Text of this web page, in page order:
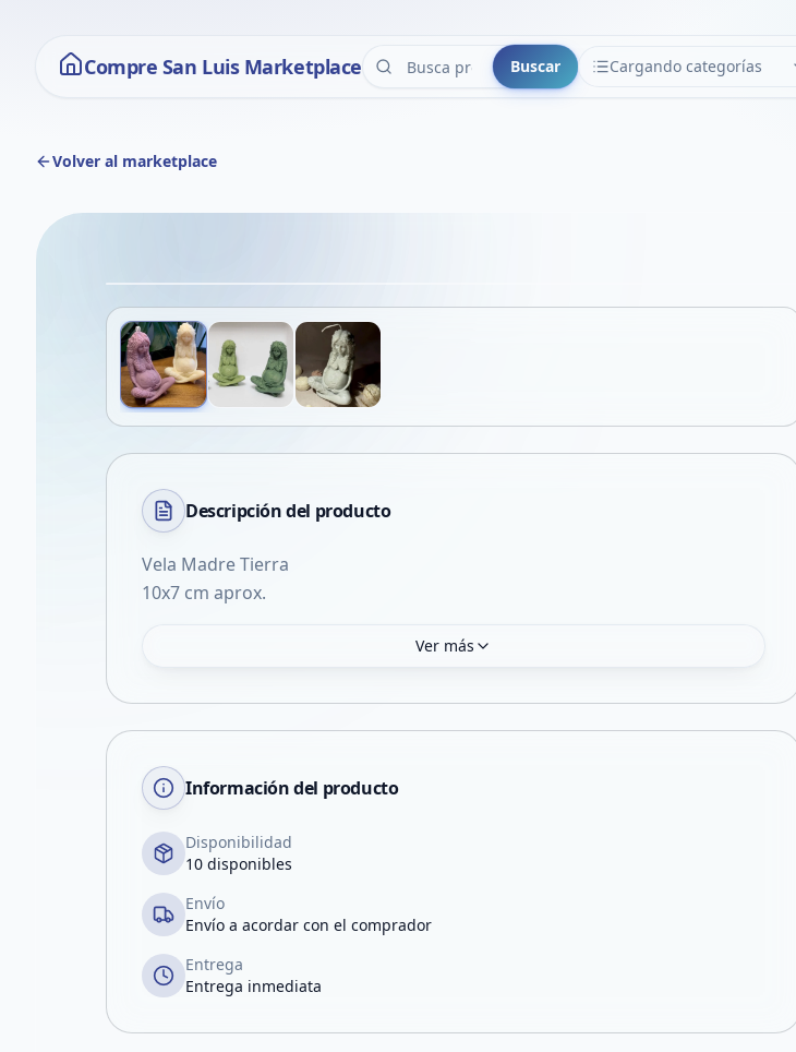
Compre San Luis Marketplace Buscar Cargando categorías
CATEGORÍAS
Volver al marketplace
Descripción del producto
Vela Madre Tierra
Ver más
Información del producto
Disponibilidad
10 disponibles
Envío
Envío a acordar con el comprador
Entrega
Entrega inmediata